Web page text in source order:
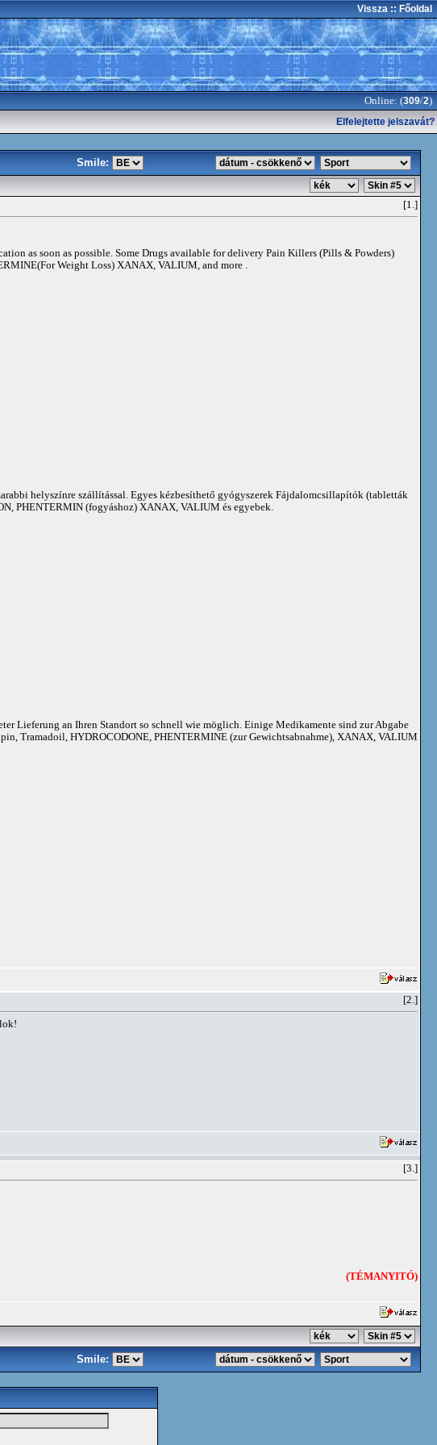
Vissza :: Főoldal
Online: (309/2)
Elfelejtette jelszavát?
Smile:
[1.]
as soon as possible. Some Drugs available for delivery Pain Killers (Pills & Powders)
Weight Loss) XANAX, VALIUM, and more .
helyszínre szállítással. Egyes kézbesíthető gyógyszerek Fájdalomcsillapítók (tabletták
PHENTERMIN (fogyáshoz) XANAX, VALIUM és egyebek.
Lieferung an Ihren Standort so schnell wie möglich. Einige Medikamente sind zur Abgabe
Tramadoil, HYDROCODONE, PHENTERMINE (zur Gewichtsabnahme), XANAX, VALIUM
[2.]
[3.]
(TÉMANYITÓ)
Smile: